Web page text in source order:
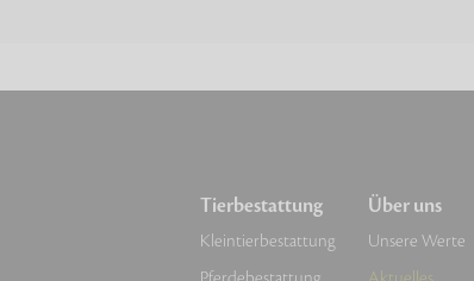
Tierbestattung
Kleintierbestattung
Über uns
Unsere Werte